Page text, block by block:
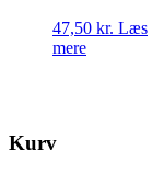
47,50 kr. Læs
mere
Kurv